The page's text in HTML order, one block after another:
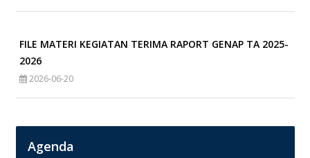
FILE MATERI KEGIATAN TERIMA RAPORT GENAP TA 2025-
2026
2026-06-20
Agenda